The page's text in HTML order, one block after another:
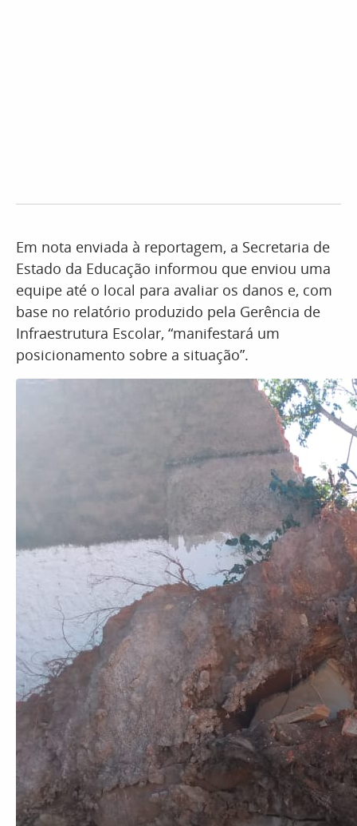
Em nota enviada à reportagem, a Secretaria de
Estado da Educação informou que enviou uma
equipe até o local para avaliar os danos e, com
base no relatório produzido pela Gerência de
Infraestrutura Escolar, “manifestará um
posicionamento sobre a situação”.